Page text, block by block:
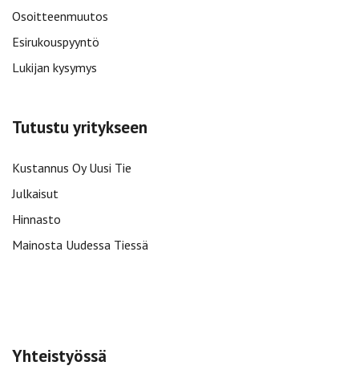
Osoitteenmuutos
Esirukouspyyntö
Lukijan kysymys
Tutustu yritykseen
Kustannus Oy Uusi Tie
Julkaisut
Hinnasto
Mainosta Uudessa Tiessä
Yhteistyössä